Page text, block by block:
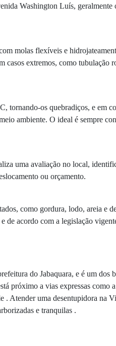
Washington Luís,
molas flexíveis e
casos extremos, como tubulação
tornando-os quebradiços, e em
ambiente. O ideal é sempre
uma avaliação no local,
ou orçamento.
como gordura, lodo, areia e
de acordo com a legislação
do Jabaquara, e é um dos
próximo a vias expressas como
. Atender uma desentupidora na
e tranquilas .